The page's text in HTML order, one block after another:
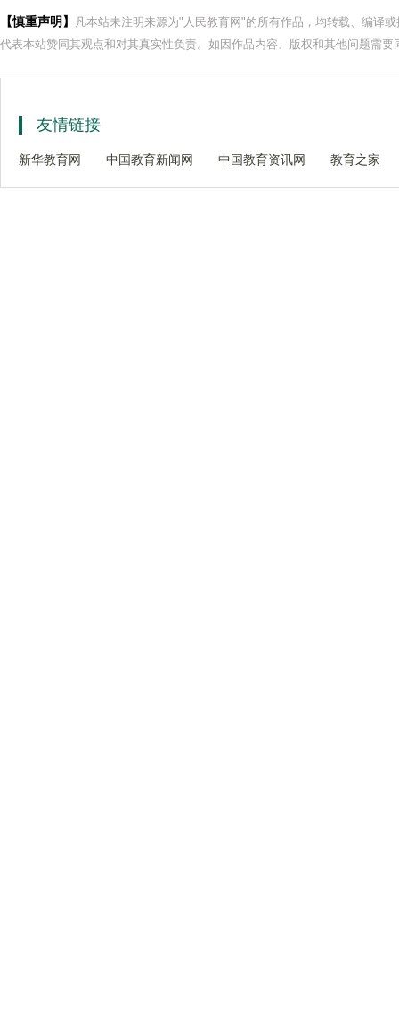
【慎重声明】
凡本站未注明来源为"人民教育网"的所有作品，均转载、编译
代表本站赞同其观点和对其真实性负责。如因作品内容、版权和其他问题需
友情链接
新华教育网 中国教育新闻网 中国教育资讯网 教育之家